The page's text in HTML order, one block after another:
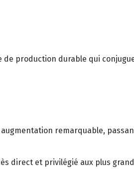
de production durable qui
remarquable,
direct et privilégié aux plus